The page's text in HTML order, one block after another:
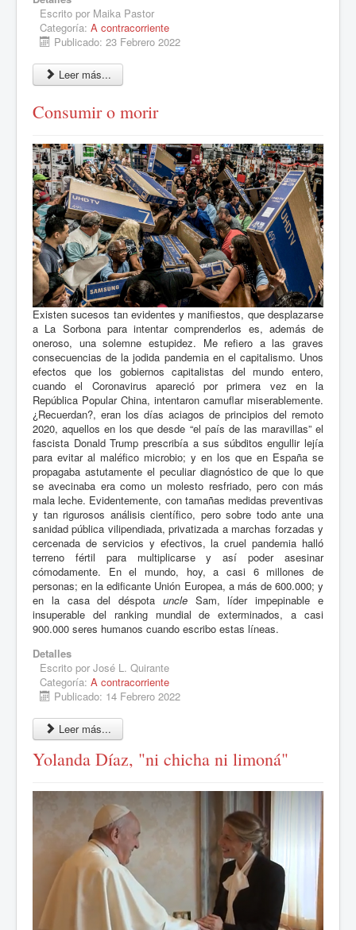
Escrito por Maika Pastor
Categoría: A contracorriente
Publicado: 23 Febrero 2022
Leer más...
Consumir o morir
Existen sucesos tan evidentes y manifiestos, que desplazarse
a La Sorbona para intentar comprenderlos es, además de
oneroso, una solemne estupidez. Me refiero a las graves
consecuencias de la jodida pandemia en el capitalismo. Unos
efectos que los gobiernos capitalistas del mundo entero,
cuando el Coronavirus apareció por primera vez en la
República Popular China, intentaron camuflar miserablemente.
¿Recuerdan?, eran los días aciagos de principios del remoto
2020, aquellos en los que desde “el país de las maravillas” el
fascista Donald Trump prescribía a sus súbditos engullir lejía
para evitar al maléfico microbio; y en los que en España se
propagaba astutamente el peculiar diagnóstico de que lo que
se avecinaba era como un molesto resfriado, pero con más
mala leche. Evidentemente, con tamañas medidas preventivas
y tan rigurosos análisis científico, pero sobre todo ante una
sanidad pública vilipendiada, privatizada a marchas forzadas y
cercenada de servicios y efectivos, la cruel pandemia halló
terreno fértil para multiplicarse y así poder asesinar
cómodamente. En el mundo, hoy, a casi 6 millones de
personas; en la edificante Unión Europea, a más de 600.000; y
en la casa del déspota uncleSam, líder impepinable e
insuperable del ranking mundial de exterminados, a casi
900.000 seres humanos cuando escribo estas líneas.
Detalles
Escrito por José L. Quirante
Categoría: A contracorriente
Publicado: 14 Febrero 2022
Leer más...
Yolanda Díaz, "ni chicha ni limoná"